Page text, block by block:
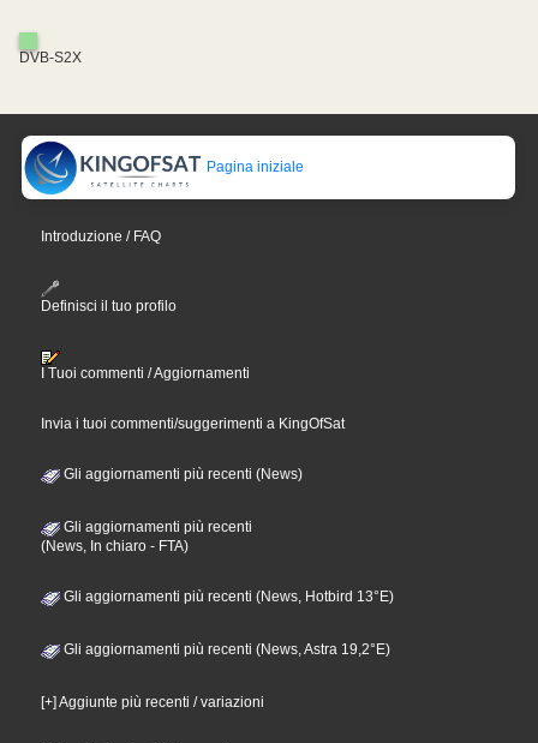
DVB-S2X
Pagina iniziale
Introduzione / FAQ
Definisci il tuo profilo
I Tuoi commenti / Aggiornamenti
Invia i tuoi commenti/suggerimenti a KingOfSat
Gli aggiornamenti più recenti (News)
Gli aggiornamenti più recenti
(News, In chiaro - FTA)
Gli aggiornamenti più recenti (News, Hotbird 13°E)
Gli aggiornamenti più recenti (News, Astra 19,2°E)
[+] Aggiunte più recenti / variazioni